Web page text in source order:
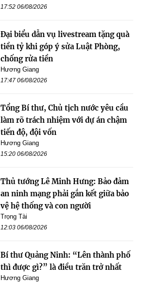
17:52 06/08/2026
Đại biểu dẫn vụ livestream tặng quà
tiền tỷ khi góp ý sửa Luật Phòng,
chống rửa tiền
Hương Giang
17:47 06/08/2026
Tổng Bí thư, Chủ tịch nước yêu cầu
làm rõ trách nhiệm với dự án chậm
tiến độ, đội vốn
Hương Giang
15:20 06/08/2026
Thủ tướng Lê Minh Hưng: Bảo đảm
an ninh mạng phải gắn kết giữa bảo
vệ hệ thống và con người
Trọng Tài
12:03 06/08/2026
Bí thư Quảng Ninh: “Lên thành phố
thì được gì?” là điều trăn trở nhất
Hương Giang